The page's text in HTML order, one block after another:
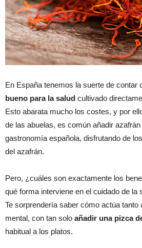
En España tenemos la suerte de contar
bueno para la salud cultivado
Esto abarata mucho los costes, y por
de las abuelas, es común añadir
gastronomía española, disfrutando de
del azafrán.
Pero, ¿cuáles son exactamente los
qué forma interviene en el cuidado de la
Te sorprendería saber cómo actúa
mental, con tan solo añadir una pizca
habitual a los platos.